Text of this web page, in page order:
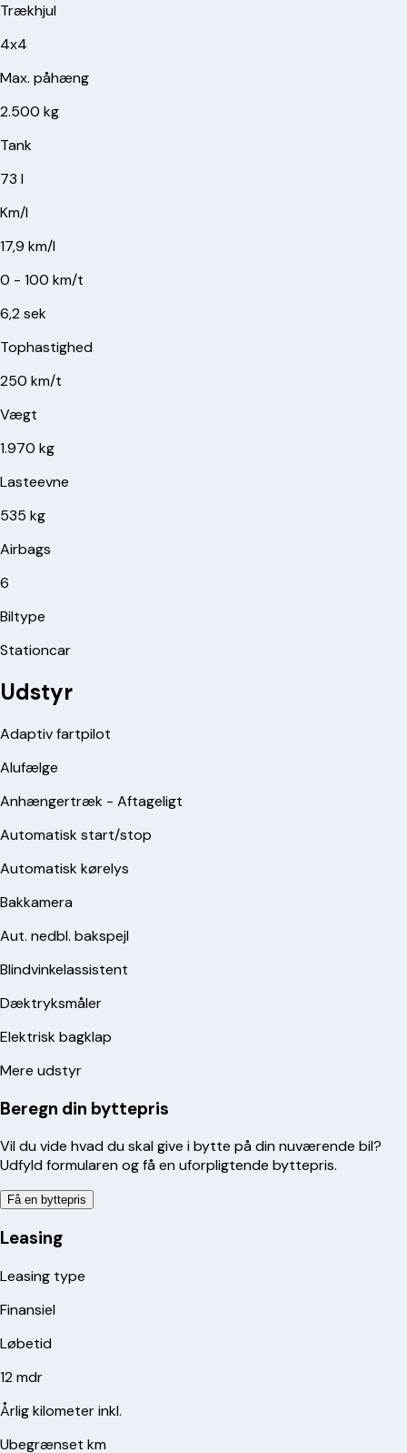
Trækhjul
4x4
Max. påhæng
2.500 kg
Tank
73 l
Km/l
17,9 km/l
0 - 100 km/t
6,2 sek
Tophastighed
250 km/t
Vægt
1.970 kg
Lasteevne
535 kg
Airbags
6
Biltype
Stationcar
Udstyr
Adaptiv fartpilot
Alufælge
Anhængertræk - Aftageligt
Automatisk start/stop
Automatisk kørelys
Bakkamera
Aut. nedbl. bakspejl
Blindvinkelassistent
Dæktryksmåler
Elektrisk bagklap
Mere udstyr
Beregn din byttepris
Vil du vide hvad du skal give i bytte på din nuværende bil?
Udfyld formularen og få en uforpligtende byttepris.
Få en byttepris
Leasing
Leasing type
Finansiel
Løbetid
12 mdr
Årlig kilometer inkl.
Ubegrænset km